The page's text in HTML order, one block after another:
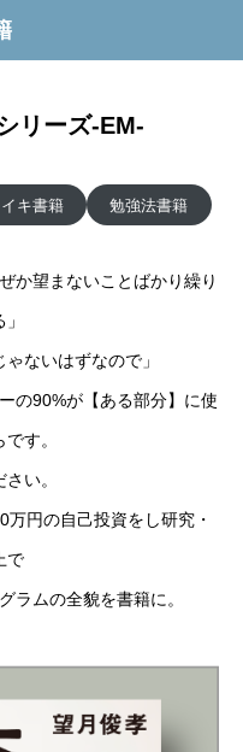
リーズ-EM-
イキ書籍 勉強法書籍
か望まないことばかり繰り
ないはずなので」
の90%が【ある部分】に使
す。
い。
円の自己投資をし研究・
で
ラムの全貌を書籍に。